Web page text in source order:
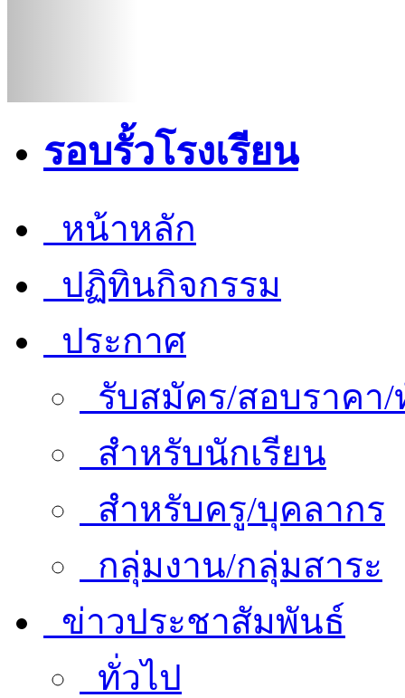
รอบรั้วโรงเรียน
หน้าหลัก
ปฏิทินกิจกรรม
ประกาศ
รับสมัคร/สอบราคา/
สำหรับนักเรียน
สำหรับครู/บุคลากร
กลุ่มงาน/กลุ่มสาระ
ข่าวประชาสัมพันธ์
ทั่วไป